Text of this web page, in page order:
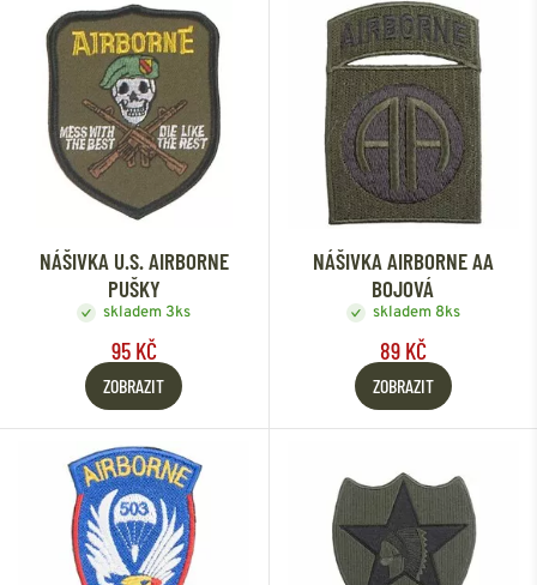
NÁŠIVKA U.S. AIRBORNE
PUŠKY
skladem 3ks
95 KČ
ZOBRAZIT
NÁŠIVKA AIRBORNE AA
BOJOVÁ
skladem 8ks
89 KČ
ZOBRAZIT